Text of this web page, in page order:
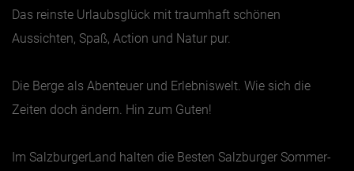
Das reinste Urlaubsglück mit traumhaft schönen
Aussichten, Spaß, Action und Natur pur.
Die Berge als Abenteuer und Erlebniswelt. Wie sich die
Zeiten doch ändern. Hin zum Guten!
Im SalzburgerLand halten die Besten Salzburger Sommer-